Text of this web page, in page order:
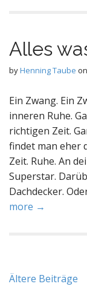
Alles
byHenning Taube on
Ein Zwang. Ein
inneren Ruhe.
richtigen Zeit.
findet man eher
Zeit. Ruhe. An
Superstar.
Dachdecker.
more →
Ältere Beiträge